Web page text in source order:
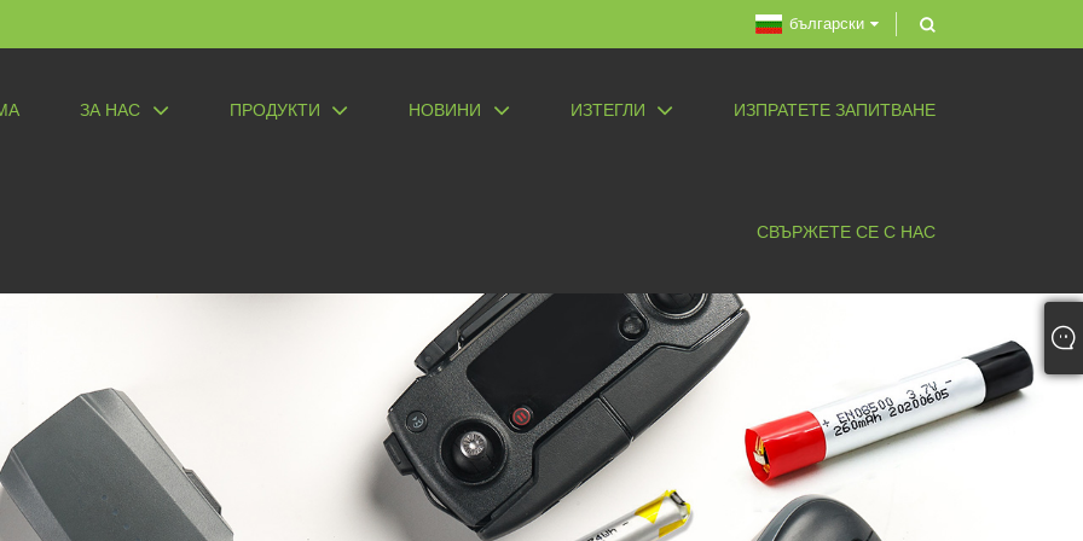
български
ЗА НАС ПРОДУКТИ НОВИНИ ИЗТЕГЛИ ИЗПРАТЕТЕ ЗАПИТВАНЕ
СВЪРЖЕТЕ СЕ С НАС